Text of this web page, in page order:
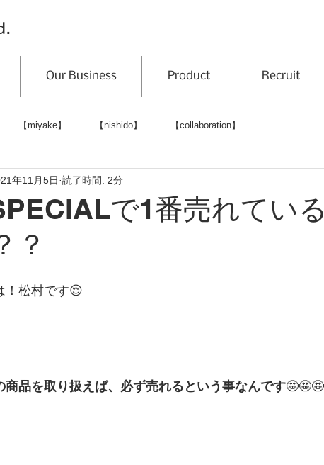
Our Business Product Recruit
【miyake】 【nishido】 【collaboration】
で1番売れてい
？
年11月5日 読了時間: 2分
！松村です😌
商品を取り扱えば、必ず売れるという事なんです🤩🤩🤩